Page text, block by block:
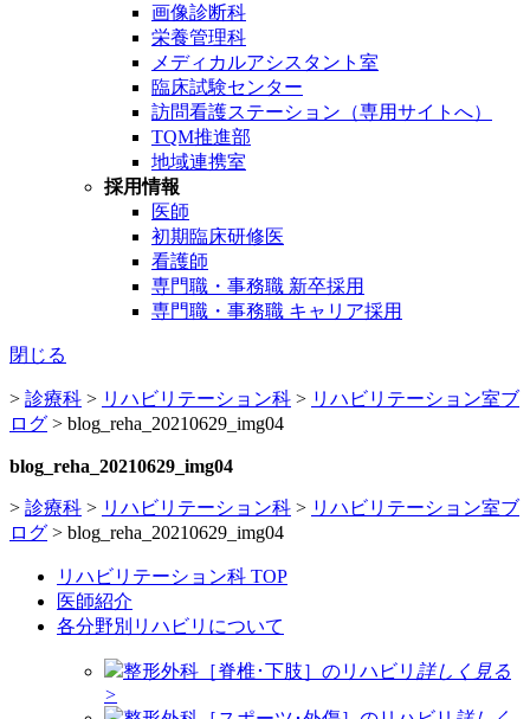
画像診断科
栄養管理科
メディカルアシスタント室
臨床試験センター
訪問看護ステーション（専用サイトへ）
TQM推進部
地域連携室
採用情報
医師
初期臨床研修医
看護師
専門職・事務職 新卒採用
専門職・事務職 キャリア採用
閉じる
> 診療科 > リハビリテーション科 > リハビリテーション室ブ
ログ > blog_reha_20210629_img04
blog_reha_20210629_img04
> 診療科 > リハビリテーション科 > リハビリテーション室ブ
ログ > blog_reha_20210629_img04
リハビリテーション科 TOP
医師紹介
各分野別リハビリについて
整形外科［脊椎･下肢］のリハビリ 詳しく見る
>